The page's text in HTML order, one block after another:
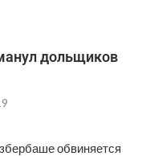
дольщиков
обвиняется